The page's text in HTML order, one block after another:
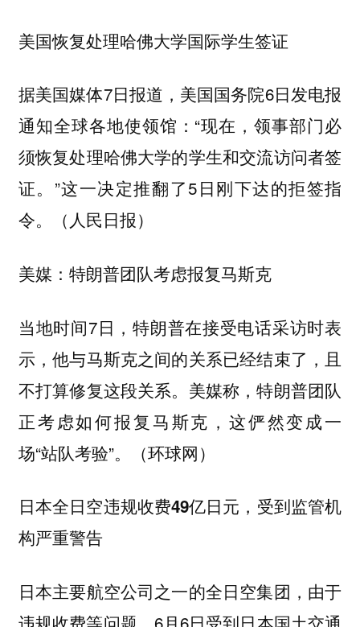
美国恢复处理哈佛大学国际学生签证
据美国媒体7日报道，美国国务院6日发电报
通知全球各地使领馆：“现在，领事部门必
须恢复处理哈佛大学的学生和交流访问者签
证。”这一决定推翻了5日刚下达的拒签指
令。（人民日报）
美媒：特朗普团队考虑报复马斯克
当地时间7日，特朗普在接受电话采访时表
示，他与马斯克之间的关系已经结束了，且
不打算修复这段关系。美媒称，特朗普团队
正考虑如何报复马斯克，这俨然变成一
场“站队考验”。（环球网）
日本全日空违规收费49亿日元，受到监管机
构严重警告
日本主要航空公司之一的全日空集团，由于
违规收费等问题，6月6日受到日本国土交通